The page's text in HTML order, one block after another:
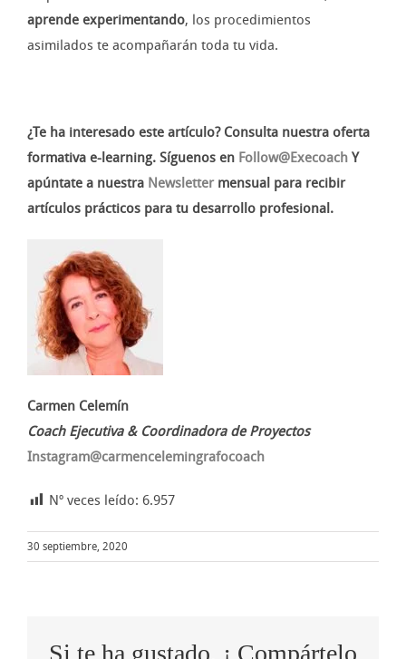
aprende experimentando, los procedimientos
asimilados te acompañarán toda tu vida.
¿Te ha interesado este artículo? Consulta nuestra oferta
formativa e-learning. Síguenos en Follow@Execoach Y
apúntate a nuestra Newslettermensual para recibir
artículos prácticos para tu desarrollo profesional.
Carmen Celemín
Coach Ejecutiva & Coordinadora de Proyectos
Instagram@carmencelemingrafocoach
Nº veces leído: 6.957
30 septiembre, 2020
Si te ha gustado, ¡ Compártelo